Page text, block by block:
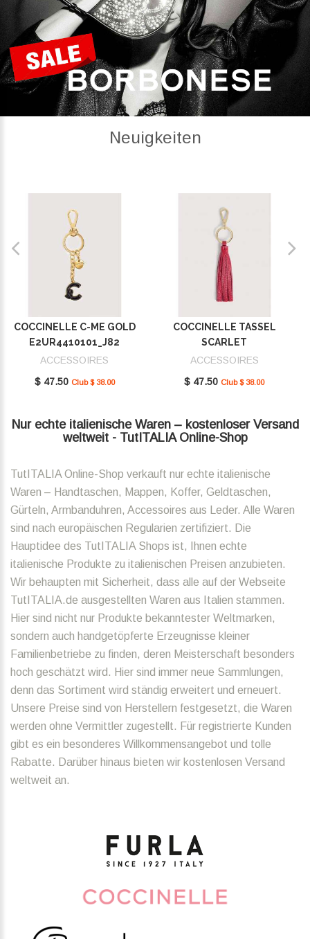
Neuigkeiten
COCCINELLE C-ME GOLD
E2UR4410101_J82
ACCESSOIRES
$ 47.50 Club $ 38.00
COCCINELLE TASSEL
SCARLET
E2MU0410101_R02
ACCESSOIRES
$ 47.50 Club $ 38.00
Nur echte italienische Waren – kostenloser Versand
weltweit - TutITALIA Online-Shop
TutITALIA Online-Shop verkauft nur echte italienische
Waren – Handtaschen, Mappen, Koffer, Geldtaschen,
Gürteln, Armbanduhren, Accessoires aus Leder. Alle Waren
sind nach europäischen Regularien zertifiziert. Die
Hauptidee des TutITALIA Shops ist, Ihnen echte
italienische Produkte zu italienischen Preisen anzubieten.
Wir behaupten mit Sicherheit, dass alle auf der Webseite
TutITALIA.de ausgestellten Waren aus Italien stammen.
Hier sind nicht nur Produkte bekanntester Weltmarken,
sondern auch handgetöpferte Erzeugnisse kleiner
Familienbetriebe zu finden, deren Meisterschaft besonders
hoch geschätzt wird. Hier sind immer neue Sammlungen,
denn das Sortiment wird ständig erweitert und erneuert.
Unsere Preise sind von Herstellern festgesetzt, die Waren
werden ohne Vermittler zugestellt. Für registrierte Kunden
gibt es ein besonderes Willkommensangebot und tolle
Rabatte. Darüber hinaus bieten wir kostenlosen Versand
weltweit an.